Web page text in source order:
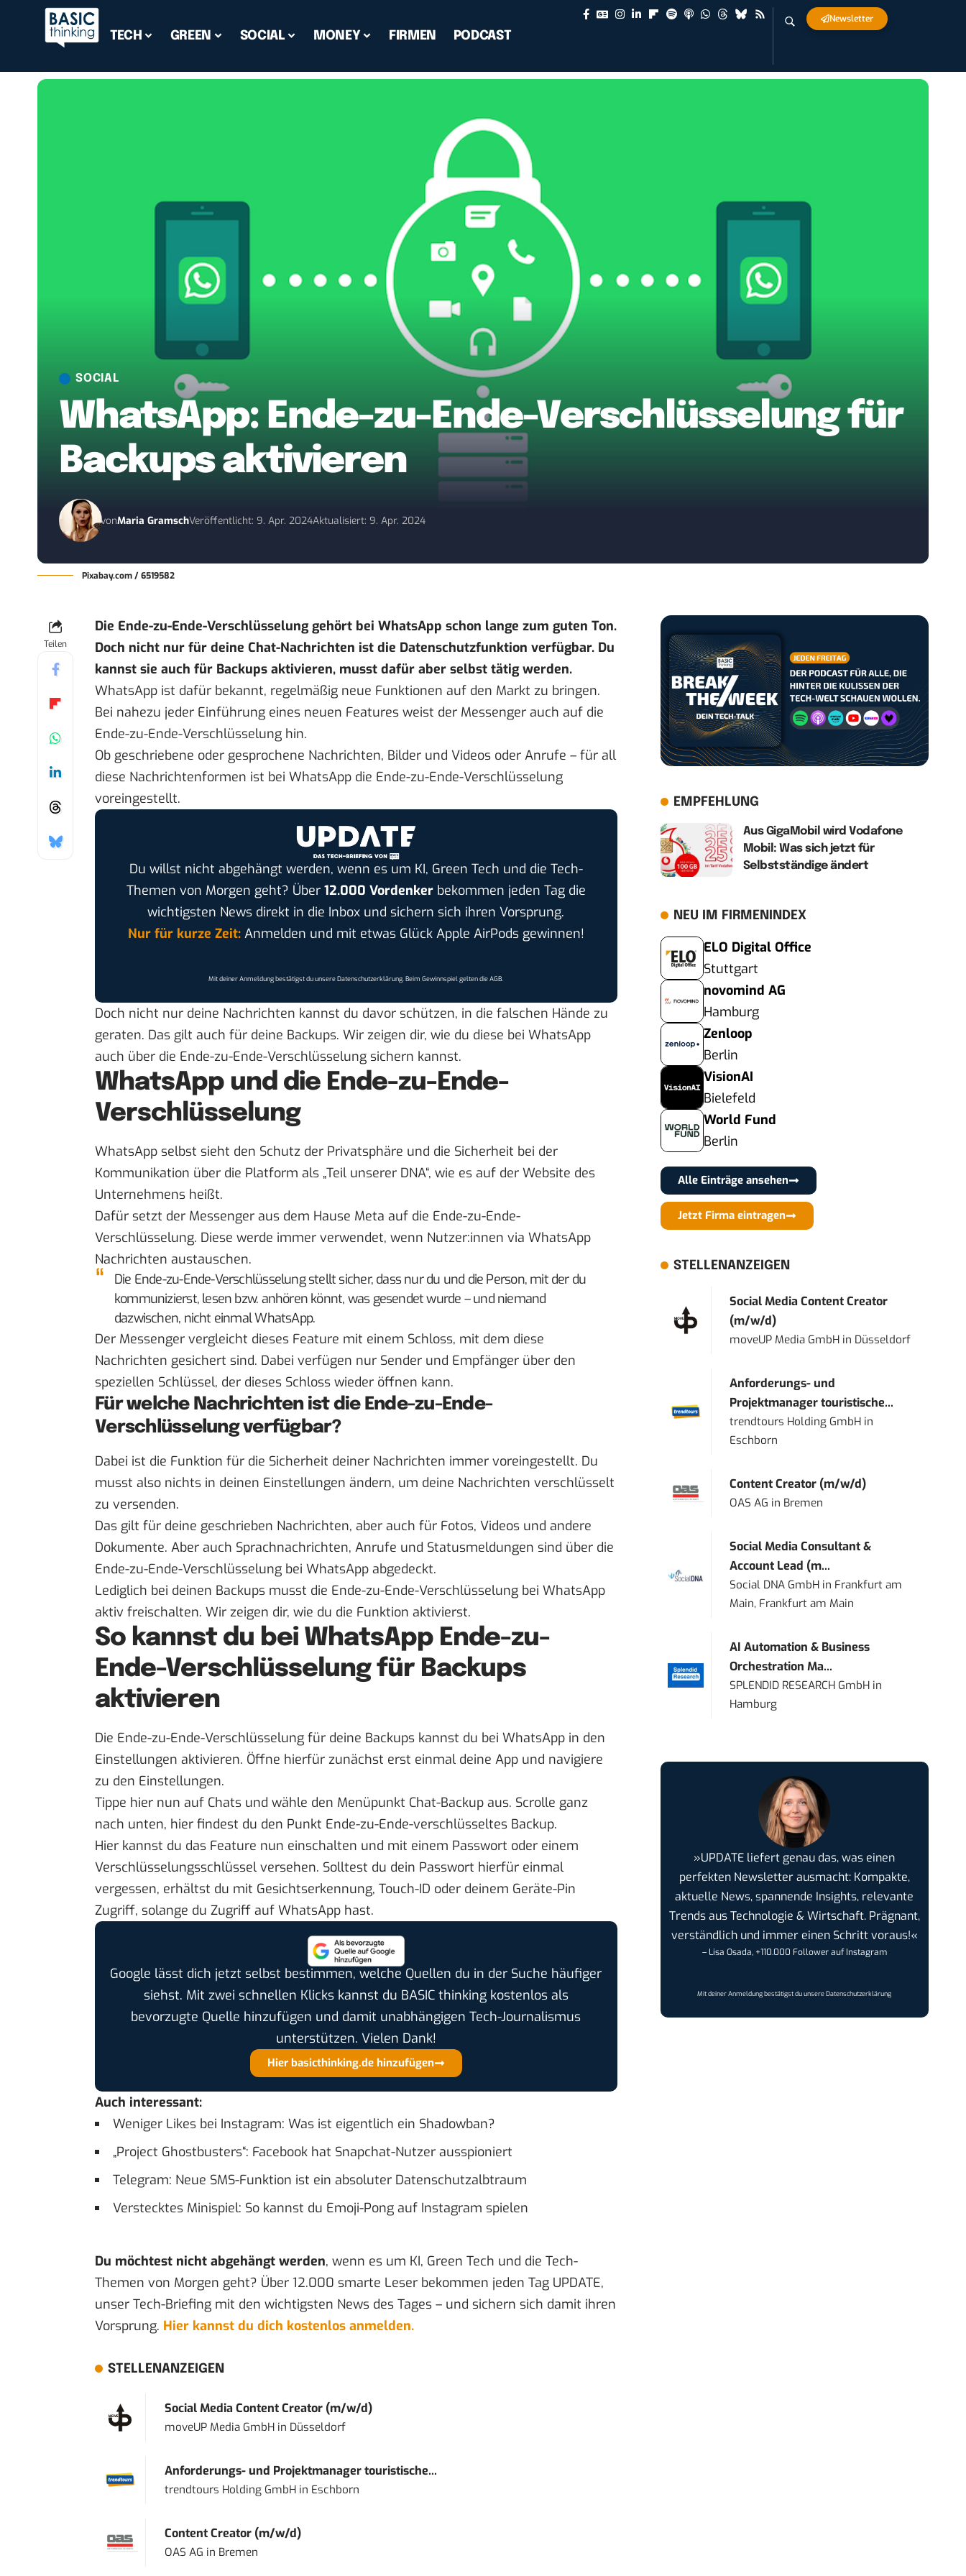
TECH GREEN SOCIAL MONEY FIRMEN PODCAST
Newsletter
SOCIAL
WhatsApp: Ende-zu-Ende-Verschlüsselung für
Backups aktivieren
vonMaria GramschVeröffentlicht: 9. Apr. 2024Aktualisiert: 9. Apr. 2024
Pixabay.com / 6519582
Teilen
Die Ende-zu-Ende-Verschlüsselung gehört bei WhatsApp schon lange zum guten Ton.
Doch nicht nur für deine Chat-Nachrichten ist die Datenschutzfunktion verfügbar. Du
kannst sie auch für Backups aktivieren, musst dafür aber selbst tätig werden.
WhatsApp ist dafür bekannt, regelmäßig neue Funktionen auf den Markt zu bringen.
Bei nahezu jeder Einführung eines neuen Features weist der Messenger auch auf die
Ende-zu-Ende-Verschlüsselung hin.
Ob geschriebene oder gesprochene Nachrichten, Bilder und Videos oder Anrufe – für all
diese Nachrichtenformen ist bei WhatsApp die Ende-zu-Ende-Verschlüsselung
voreingestellt.
Du willst nicht abgehängt werden, wenn es um KI, Green Tech und die Tech-
Themen von Morgen geht? Über 12.000 Vordenkerbekommen jeden Tag die
wichtigsten News direkt in die Inbox und sichern sich ihren Vorsprung.
Nur für kurze Zeit:Anmelden und mit etwas Glück Apple AirPods gewinnen!
Mit deiner Anmeldung bestätigst du unsereDatenschutzerklärung. Beim Gewinnspiel gelten dieAGB.
Doch nicht nur deine Nachrichten kannst du davor schützen, in die falschen Hände zu
geraten. Das gilt auch für deine Backups. Wir zeigen dir, wie du diese bei WhatsApp
auch über die Ende-zu-Ende-Verschlüsselung sichern kannst.
WhatsApp und die Ende-zu-Ende-
Verschlüsselung
WhatsApp selbst sieht den Schutz der Privatsphäre und die Sicherheit bei der
Kommunikation über die Platform als „Teil unserer DNA“, wie es auf der Website des
Unternehmens heißt.
Dafür setzt der Messenger aus dem Hause Meta auf die Ende-zu-Ende-
Verschlüsselung. Diese werde immer verwendet, wenn Nutzer:innen via WhatsApp
Nachrichten austauschen.
Die Ende-zu-Ende-Verschlüsselung stellt sicher, dass nur du und die Person, mit der du
kommunizierst, lesen bzw. anhören könnt, was gesendet wurde – und niemand
dazwischen, nicht einmal WhatsApp.
Der Messenger vergleicht dieses Feature mit einem Schloss, mit dem diese
Nachrichten gesichert sind. Dabei verfügen nur Sender und Empfänger über den
speziellen Schlüssel, der dieses Schloss wieder öffnen kann.
Für welche Nachrichten ist die Ende-zu-Ende-
Verschlüsselung verfügbar?
Dabei ist die Funktion für die Sicherheit deiner Nachrichten immer voreingestellt. Du
musst also nichts in deinen Einstellungen ändern, um deine Nachrichten verschlüsselt
zu versenden.
Das gilt für deine geschrieben Nachrichten, aber auch für Fotos, Videos und andere
Dokumente. Aber auch Sprachnachrichten, Anrufe und Statusmeldungen sind über die
Ende-zu-Ende-Verschlüsselung bei WhatsApp abgedeckt.
Lediglich bei deinen Backups musst die Ende-zu-Ende-Verschlüsselung bei WhatsApp
aktiv freischalten. Wir zeigen dir, wie du die Funktion aktivierst.
So kannst du bei WhatsApp Ende-zu-
Ende-Verschlüsselung für Backups
aktivieren
Die Ende-zu-Ende-Verschlüsselung für deine Backups kannst du bei WhatsApp in den
Einstellungen aktivieren. Öffne hierfür zunächst erst einmal deine App und navigiere
zu den Einstellungen.
Tippe hier nun auf Chats und wähle den Menüpunkt Chat-Backup aus. Scrolle ganz
nach unten, hier findest du den Punkt Ende-zu-Ende-verschlüsseltes Backup.
Hier kannst du das Feature nun einschalten und mit einem Passwort oder einem
Verschlüsselungsschlüssel versehen. Solltest du dein Passwort hierfür einmal
vergessen, erhältst du mit Gesichtserkennung, Touch-ID oder deinem Geräte-Pin
Zugriff, solange du Zugriff auf WhatsApp hast.
Google lässt dich jetzt selbst bestimmen, welche Quellen du in der Suche häufiger
siehst. Mit zwei schnellen Klicks kannst du BASIC thinking kostenlos als
bevorzugte Quelle hinzufügen und damit unabhängigen Tech-Journalismus
unterstützen. Vielen Dank!
Hier basicthinking.de hinzufügen
Auch interessant:
Weniger Likes bei Instagram: Was ist eigentlich ein Shadowban?
„Project Ghostbusters“: Facebook hat Snapchat-Nutzer ausspioniert
Telegram: Neue SMS-Funktion ist ein absoluter Datenschutzalbtraum
Verstecktes Minispiel: So kannst du Emoji-Pong auf Instagram spielen
Du möchtest nicht abgehängt werden, wenn es um KI, Green Tech und die Tech-
Themen von Morgen geht? Über 12.000 smarte Leser bekommen jeden Tag UPDATE,
unser Tech-Briefing mit den wichtigsten News des Tages – und sichern sich damit ihren
Vorsprung. Hier kannst du dich kostenlos anmelden.
STELLENANZEIGEN
Social Media Content Creator (m/w/d)
moveUP Media GmbHin Düsseldorf
Anforderungs- und Projektmanager touristische...
trendtours Holding GmbHin Eschborn
Content Creator (m/w/d)
OAS AG in Bremen
EMPFEHLUNG
Aus GigaMobil wird Vodafone
Mobil: Was sich jetzt für
Selbstständige ändert
NEU IM FIRMENINDEX
ELO Digital Office
Stuttgart
novomind AG
Hamburg
Zenloop
Berlin
VisionAI
Bielefeld
World Fund
Berlin
Alle Einträge ansehen
Jetzt Firma eintragen
STELLENANZEIGEN
Social Media Content Creator
(m/w/d)
moveUP Media GmbH in Düsseldorf
Anforderungs- und
Projektmanager touristische...
trendtours Holding GmbH in
Eschborn
Content Creator (m/w/d)
OAS AG in Bremen
Social Media Consultant &
Account Lead (m...
Social DNA GmbH in Frankfurt am
Main, Frankfurt am Main
AI Automation & Business
Orchestration Ma...
SPLENDID RESEARCH GmbH in
Hamburg
»UPDATE liefert genau das, was einen
perfekten Newsletter ausmacht: Kompakte,
aktuelle News, spannende Insights, relevante
Trends aus Technologie & Wirtschaft. Prägnant,
verständlich und immer einen Schritt voraus!«
– Lisa Osada, +110.000 Follower auf Instagram
Mit deiner Anmeldung bestätigst du unsereDatenschutzerklärung